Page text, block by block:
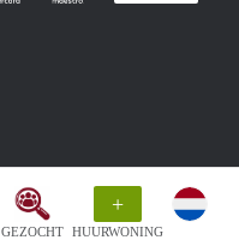
GEZOCHT
+
HUURWONING